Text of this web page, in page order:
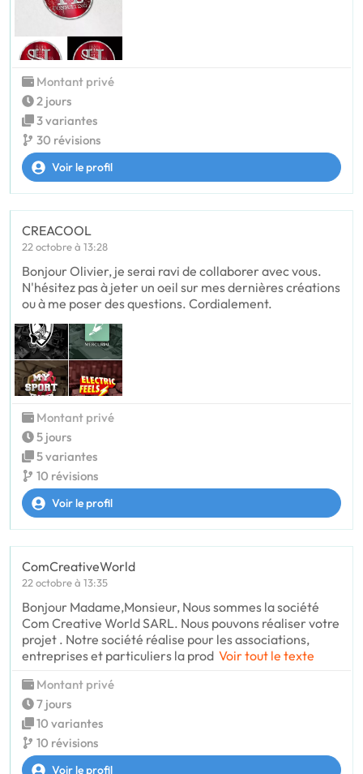
Montant privé
2 jours
3 variantes
30 révisions
Voir le profil
CREACOOL
22 octobre à 13:28
Bonjour Olivier, je serai ravi de collaborer avec vous.
N'hésitez pas à jeter un oeil sur mes dernières créations
ou à me poser des questions. Cordialement.
Montant privé
5 jours
5 variantes
10 révisions
Voir le profil
ComCreativeWorld
22 octobre à 13:35
Bonjour Madame,Monsieur, Nous sommes la société
Com Creative World SARL. Nous pouvons réaliser votre
projet . Notre société réalise pour les associations,
entreprises et particuliers la prod Voir tout le texte
Montant privé
7 jours
10 variantes
10 révisions
Voir le profil